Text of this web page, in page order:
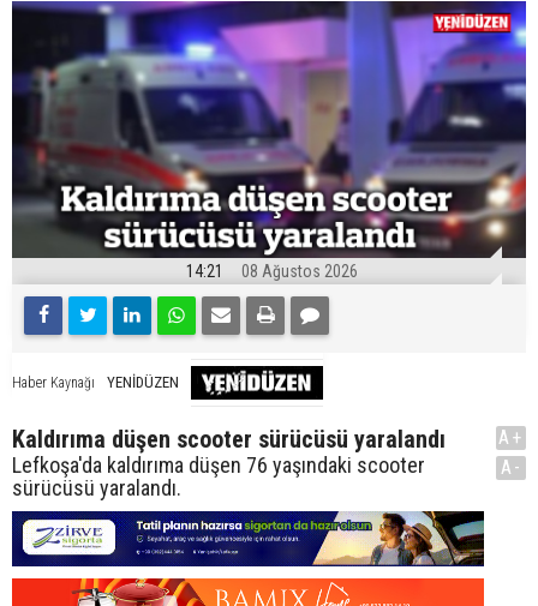
14:21 08 Ağustos 2026
Haber Kaynağı YENİDÜZEN
Kaldırıma düşen scooter sürücüsü yaralandı
Lefkoşa'da kaldırıma düşen 76 yaşındaki scooter
sürücüsü yaralandı.
A+
A-